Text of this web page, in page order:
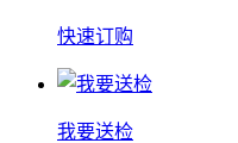
快速订购
我要送检